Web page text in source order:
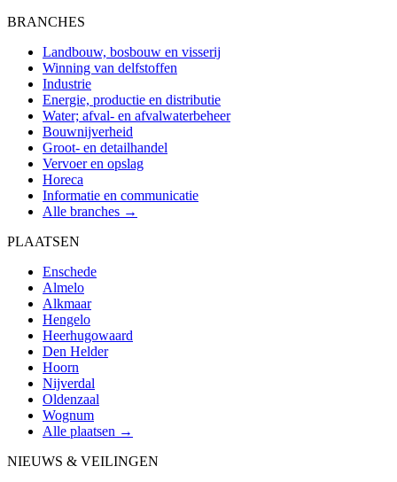
BRANCHES
Landbouw, bosbouw en visserij
Winning van delfstoffen
Industrie
Energie, productie en distributie
Water; afval- en afvalwaterbeheer
Bouwnijverheid
Groot- en detailhandel
Vervoer en opslag
Horeca
Informatie en communicatie
Alle branches →
PLAATSEN
Enschede
Almelo
Alkmaar
Hengelo
Heerhugowaard
Den Helder
Hoorn
Nijverdal
Oldenzaal
Wognum
Alle plaatsen →
NIEUWS & VEILINGEN